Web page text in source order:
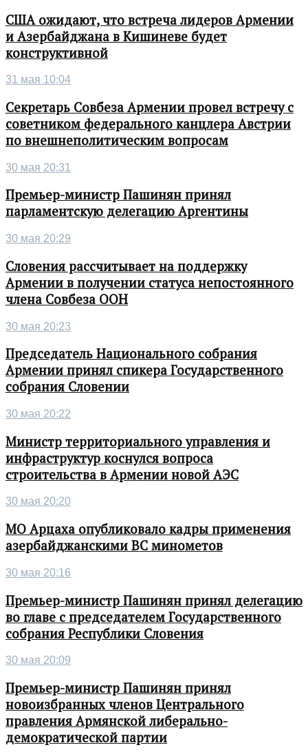
США ожидают, что встреча лидеров Армении
и Азербайджана в Кишиневе будет
конструктивной
31 мая 10:04
Секретарь Совбеза Армении провел встречу с
советником федерального канцлера Австрии
по внешнеполитическим вопросам
30 мая 20:31
Премьер-министр Пашинян принял
парламентскую делегацию Аргентины
30 мая 20:29
Словения рассчитывает на поддержку
Армении в получении статуса непостоянного
члена Совбеза ООН
30 мая 20:23
Председатель Национального собрания
Армении принял спикера Государственного
собрания Словении
30 мая 20:22
Министр территориального управления и
инфраструктур коснулся вопроса
строительства в Армении новой АЭС
30 мая 20:20
МО Арцаха опубликовало кадры применения
азербайджанскими ВС минометов
30 мая 20:16
Премьер-министр Пашинян принял делегацию
во главе с председателем Государственного
собрания Республики Словения
30 мая 20:09
Премьер-министр Пашинян принял
новоизбранных членов Центрального
правления Армянской либерально-
демократической партии